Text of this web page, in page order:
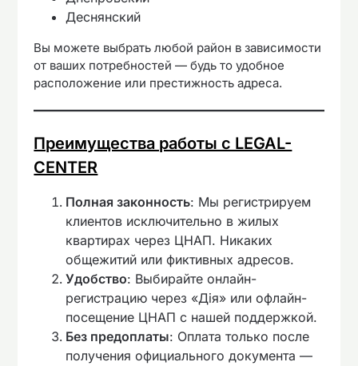
Деснянский
Вы можете выбрать любой район в зависимости
от ваших потребностей — будь то удобное
расположение или престижность адреса.
Преимущества работы с LEGAL-
CENTER
Полная законность: Мы регистрируем
клиентов исключительно в жилых
квартирах через ЦНАП. Никаких
общежитий или фиктивных адресов.
Удобство: Выбирайте онлайн-
регистрацию через «Дія» или офлайн-
посещение ЦНАП с нашей поддержкой.
Без предоплаты: Оплата только после
получения официального документа —